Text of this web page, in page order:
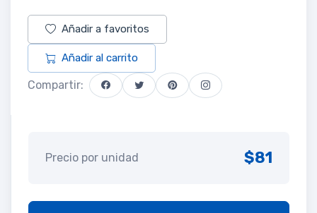
Añadir a favoritos
Añadir al carrito
Compartir:
Precio por unidad $81